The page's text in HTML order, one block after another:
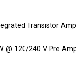
Transistor
@ 120/240 V Pre